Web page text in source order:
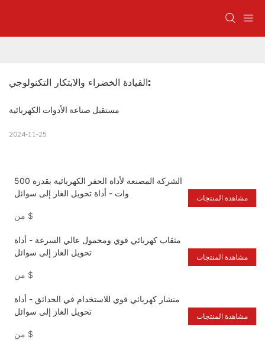
القيادة الخضراء والابتكار التكنولوجي:
مستقبل صناعة الأدوات الكهربائية
2024-11-25
الشركة المصنعة لأداة الحفر الكهربائية بقدرة 500
وات - أداة تحويل الغاز إلى سوائل
$
مشاهدة المنتجات
مثقاب كهربائي قوي ومحمول عالي السرعة - أداة
تحويل الغاز إلى سوائل
$
مشاهدة المنتجات
منشار كهربائي قوي للاستخدام في الحدائق - أداة
تحويل الغاز إلى سوائل
$
مشاهدة المنتجات